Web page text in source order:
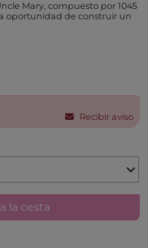
Mary, compuesto por 1045
oportunidad de construir un
Recibir aviso
la cesta